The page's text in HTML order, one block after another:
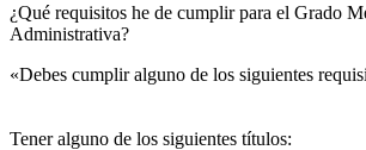
¿Qué requisitos he de cumplir para el Grado
Administrativa?
«Debes cumplir alguno de los siguientes
Tener alguno de los siguientes títulos: